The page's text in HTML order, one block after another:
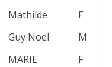
Mathilde F
Guy Noel M
MARIE F